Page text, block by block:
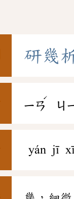
研幾
ㄧㄢ
ˊ
ㄐ
yán jī